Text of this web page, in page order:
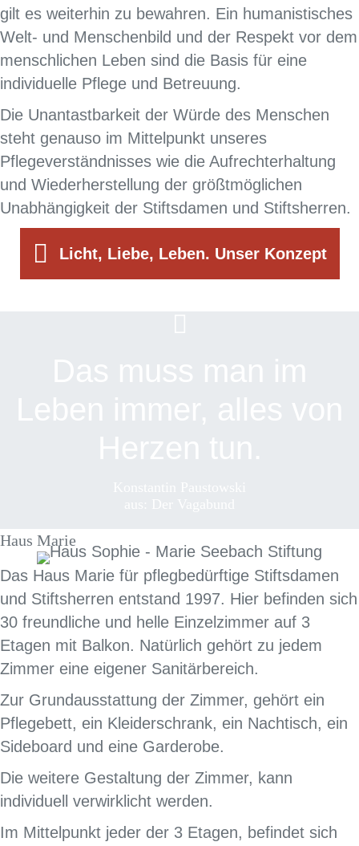
gilt es weiterhin zu bewahren. Ein humanistisches
Welt- und Menschenbild und der Respekt vor dem
menschlichen Leben sind die Basis für eine
individuelle Pflege und Betreuung.
Die Unantastbarkeit der Würde des Menschen
steht genauso im Mittelpunkt unseres
Pflegeverständnisses wie die Aufrechterhaltung
und Wiederherstellung der größtmöglichen
Unabhängigkeit der Stiftsdamen und Stiftsherren.
Licht, Liebe, Leben. Unser Konzept
Haus Marie
Das Haus Marie für pflegbedürftige Stiftsdamen
und Stiftsherren entstand 1997. Hier befinden sich
30 freundliche und helle Einzelzimmer auf 3
Etagen mit Balkon. Natürlich gehört zu jedem
Zimmer eine eigener Sanitärbereich.
Zur Grundausstattung der Zimmer, gehört ein
Pflegebett, ein Kleiderschrank, ein Nachtisch, ein
Sideboard und eine Garderobe.
Die weitere Gestaltung der Zimmer, kann
individuell verwirklicht werden.
Im Mittelpunkt jeder der 3 Etagen, befindet sich